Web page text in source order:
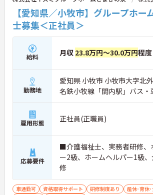
【愛知県／小牧市】グループホー
士募集＜正社員＞
給料 月収 23.8万円～30.0万円程
勤務地
愛知県 小牧市 小牧市大字北
名鉄小牧線「間内駅」バス・
雇用形態 正社員(正職員)
応募要件
■介護福祉士、実務者研修、
ー2級、ホームヘルパー1級
修
車通勤可 資格取得サポート 研修制度あり
産休･育休